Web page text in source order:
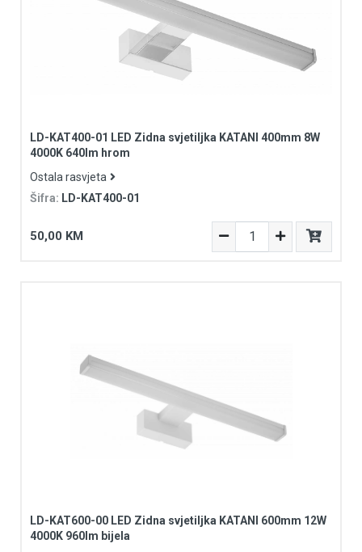
LD-KAT400-01 LED Zidna svjetiljka KATANI 400mm 8W
4000K 640lm hrom
Ostala rasvjeta
Šifra: LD-KAT400-01
50,00 KM
LD-KAT600-00 LED Zidna svjetiljka KATANI 600mm 12W
4000K 960lm bijela